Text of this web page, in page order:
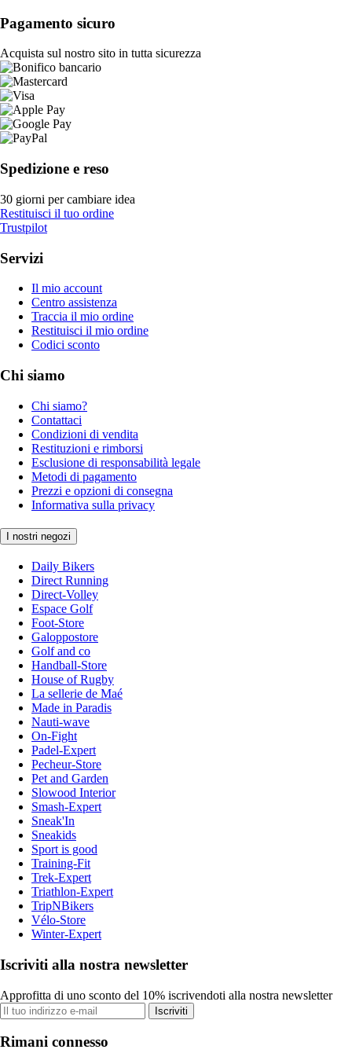
Pagamento sicuro
Acquista sul nostro sito in tutta sicurezza
Spedizione e reso
30 giorni per cambiare idea
Restituisci il tuo ordine
Trustpilot
Servizi
Il mio account
Centro assistenza
Traccia il mio ordine
Restituisci il mio ordine
Codici sconto
Chi siamo
Chi siamo?
Contattaci
Condizioni di vendita
Restituzioni e rimborsi
Esclusione di responsabilità legale
Metodi di pagamento
Prezzi e opzioni di consegna
Informativa sulla privacy
I nostri negozi
Daily Bikers
Direct Running
Direct-Volley
Espace Golf
Foot-Store
Galoppostore
Golf and co
Handball-Store
House of Rugby
La sellerie de Maé
Made in Paradis
Nauti-wave
On-Fight
Padel-Expert
Pecheur-Store
Pet and Garden
Slowood Interior
Smash-Expert
Sneak'In
Sneakids
Sport is good
Training-Fit
Trek-Expert
Triathlon-Expert
TripNBikers
Vélo-Store
Winter-Expert
Iscriviti alla nostra newsletter
Approfitta di uno sconto del 10% iscrivendoti alla nostra newsletter
Iscriviti
Rimani connesso